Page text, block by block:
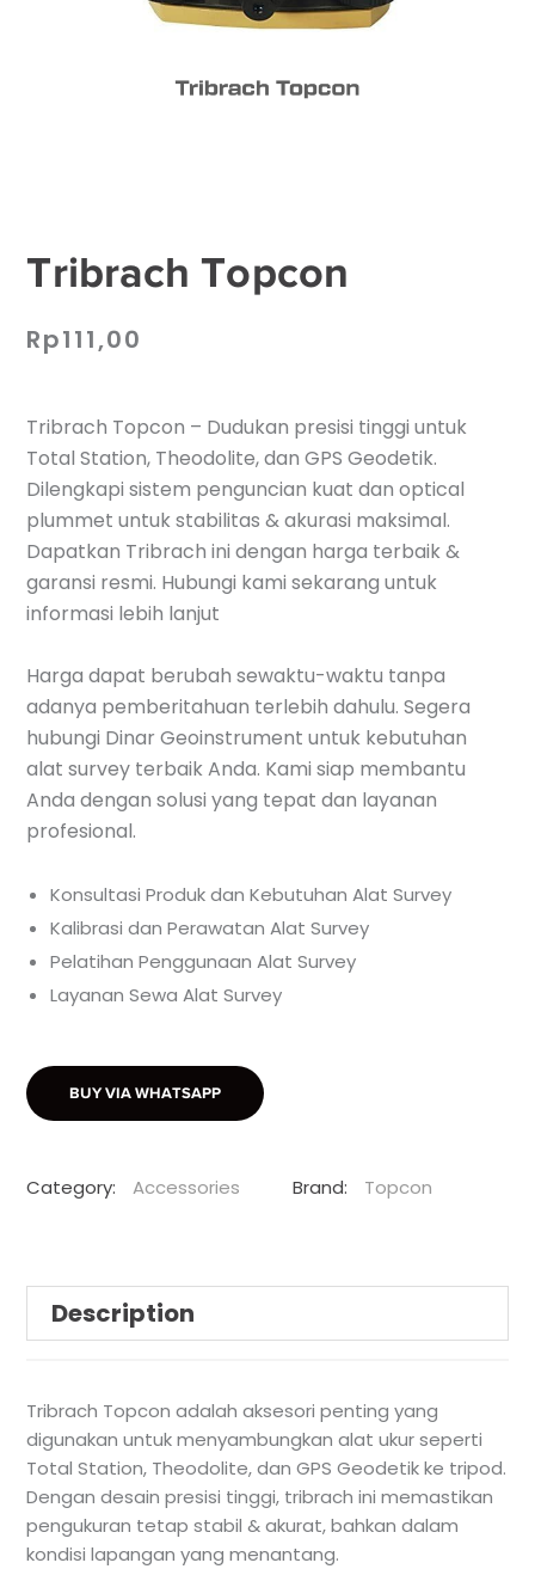
Tribrach Topcon
Rp111,00
Tribrach Topcon – Dudukan presisi tinggi untuk
Total Station, Theodolite, dan GPS Geodetik.
Dilengkapi sistem penguncian kuat dan optical
plummet untuk stabilitas & akurasi maksimal.
Dapatkan Tribrach ini dengan harga terbaik &
garansi resmi. Hubungi kami sekarang untuk
informasi lebih lanjut
Harga dapat berubah sewaktu-waktu tanpa
adanya pemberitahuan terlebih dahulu. Segera
hubungi Dinar Geoinstrument untuk kebutuhan
alat survey terbaik Anda. Kami siap membantu
Anda dengan solusi yang tepat dan layanan
profesional.
Konsultasi Produk dan Kebutuhan Alat Survey
Kalibrasi dan Perawatan Alat Survey
Pelatihan Penggunaan Alat Survey
Layanan Sewa Alat Survey
BUY VIA WHATSAPP
Category: Accessories Brand: Topcon
Description
Tribrach Topcon adalah aksesori penting yang
digunakan untuk menyambungkan alat ukur seperti
Total Station, Theodolite, dan GPS Geodetik ke tripod.
Dengan desain presisi tinggi, tribrach ini memastikan
pengukuran tetap stabil & akurat, bahkan dalam
kondisi lapangan yang menantang.